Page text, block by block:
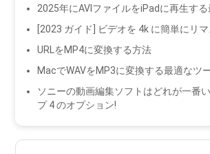
2025年にAVIファイルをiPadに再生す
[2023 ガイド] ビデオを 4k に簡単にリ
URLをMP4に変換する方法
MacでWAVをMP3に変換する最適なツ
ソニーの動画編集ソフトはどれが一番
プ 4 のオプション!